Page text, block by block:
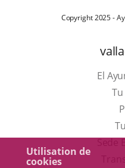
Utilisation de
cookies
Copyright 2025 -
El